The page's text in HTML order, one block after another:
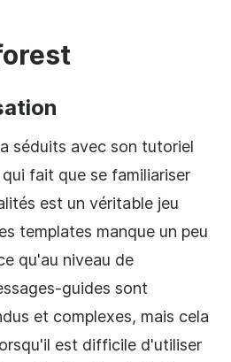
séduits avec son tutoriel
fait que se familiariser
est un véritable jeu
templates manque un peu
qu'au niveau de
guides sont
et complexes, mais cela
est difficile d'utiliser